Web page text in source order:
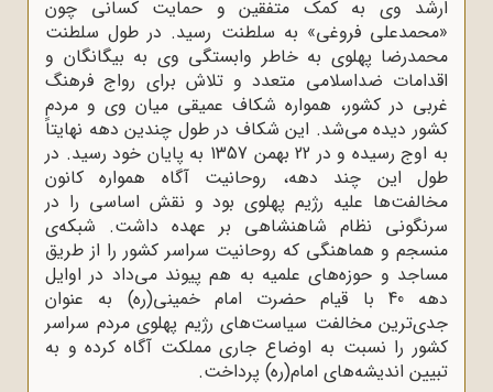
ارشد وی به کمک متفقین و حمایت کسانی چون
«محمدعلی فروغی» به سلطنت رسید. در طول سلطنت
محمدرضا پهلوی به خاطر وابستگی وی به بیگانگان و
اقدامات ضداسلامی متعدد و تلاش برای رواج فرهنگ
غربی در کشور، همواره شکاف عمیقی میان وی و مردم
کشور دیده می‌شد. این شکاف در طول چندین دهه نهایتاً
به اوج رسیده و در 22 بهمن 1357 به پایان خود رسید. در
طول این چند دهه، روحانیت آگاه همواره کانون
مخالفت‌ها علیه رژیم پهلوی بود و نقش اساسی را در
سرنگونی نظام شاهنشاهی بر عهده داشت. شبکه‌ی
منسجم و هماهنگی که روحانیت سراسر کشور را از طریق
مساجد و حوزه‌های علمیه به هم پیوند می‌داد در اوایل
دهه 40 با قیام حضرت امام خمینی(ره) به عنوان
جدی‌ترین مخالفت سیاست‌های رژیم پهلوی مردم سراسر
کشور را نسبت به اوضاع جاری مملکت آگاه کرده و به
تبیین اندیشه‌های امام(ره) پرداخت.